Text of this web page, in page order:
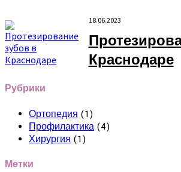
18.06.2023
Краснодаре
Рубрики
Ортопедия (1)
Профилактика (4)
Хирургия (1)
Метки